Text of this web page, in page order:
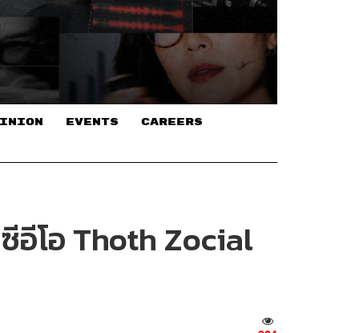
EVENTS CAREERS
อีโอ Thoth Zocial